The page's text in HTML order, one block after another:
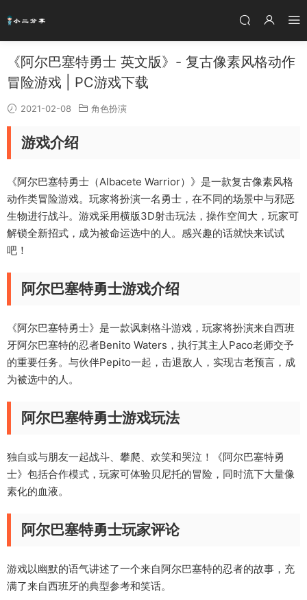
《阿尔巴塞特勇士 英文版》- 复古像素风格动作
冒险游戏 | PC游戏下载
2021-02-08 角色扮演
游戏介绍
《阿尔巴塞特勇士（Albacete Warrior）》是一款复古像素风格
动作类冒险游戏。玩家将扮演一名勇士，在不同的场景中与邪恶
生物进行战斗。游戏采用横版3D射击玩法，操作空间大，玩家可
解锁全新招式，成为被命运选中的人。感兴趣的话就快来试试
吧！
阿尔巴塞特勇士游戏介绍
《阿尔巴塞特勇士》是一款讽刺格斗游戏，玩家将扮演来自西班
牙阿尔巴塞特的忍者Benito Waters，执行其主人Paco老师交予
的重要任务。与伙伴Pepito一起，击退敌人，实现古老预言，成
为被选中的人。
阿尔巴塞特勇士游戏玩法
独自或与朋友一起战斗、攀爬、欢笑和哭泣！《阿尔巴塞特勇
士》包括合作模式，玩家可体验贝尼托的冒险，同时流下大量像
素化的血液。
阿尔巴塞特勇士玩家评论
游戏以幽默的语气讲述了一个来自阿尔巴塞特的忍者的故事，充
满了来自西班牙的典型参考和笑话。